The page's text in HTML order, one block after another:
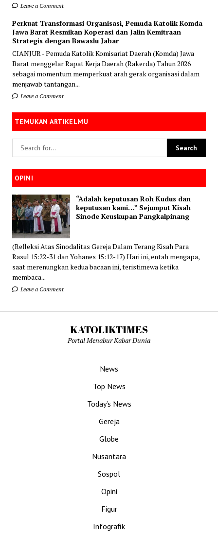
Leave a Comment
Perkuat Transformasi Organisasi, Pemuda Katolik Komda
Jawa Barat Resmikan Koperasi dan Jalin Kemitraan
Strategis dengan Bawaslu Jabar
CIANJUR - Pemuda Katolik Komisariat Daerah (Komda) Jawa
Barat menggelar Rapat Kerja Daerah (Rakerda) Tahun 2026
sebagai momentum memperkuat arah gerak organisasi dalam
menjawab tantangan...
Leave a Comment
TEMUKAN ARTIKELMU
OPINI
“Adalah keputusan Roh Kudus dan
keputusan kami…” Sejumput Kisah
Sinode Keuskupan Pangkalpinang
(Refleksi Atas Sinodalitas Gereja Dalam Terang Kisah Para
Rasul 15:22-31 dan Yohanes 15:12-17) Hari ini, entah mengapa,
saat merenungkan kedua bacaan ini, teristimewa ketika
membaca...
Leave a Comment
KATOLIKTIMES
Portal Menabur Kabar Dunia
News
Top News
Today’s News
Gereja
Globe
Nusantara
Sospol
Opini
Figur
Infografik